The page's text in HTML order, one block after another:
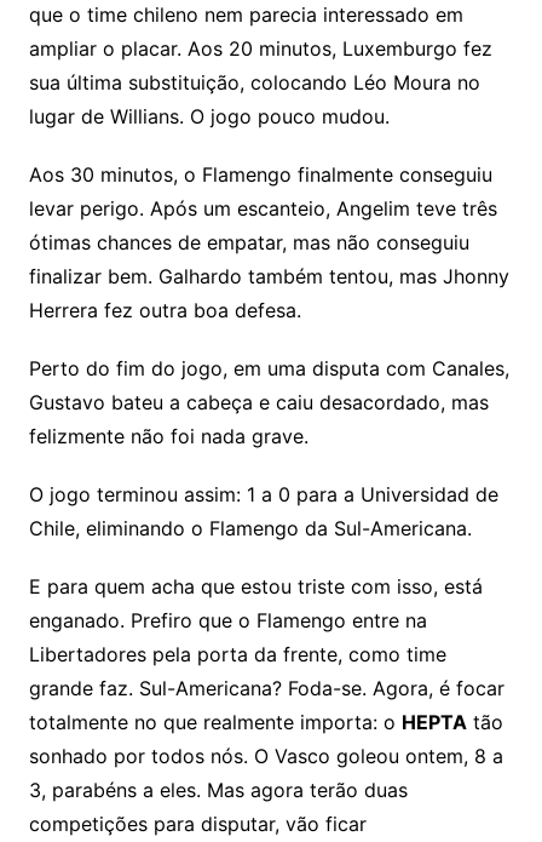
que o time chileno nem parecia interessado em
ampliar o placar. Aos 20 minutos, Luxemburgo fez
sua última substituição, colocando Léo Moura no
lugar de Willians. O jogo pouco mudou.
Aos 30 minutos, o Flamengo finalmente conseguiu
levar perigo. Após um escanteio, Angelim teve três
ótimas chances de empatar, mas não conseguiu
finalizar bem. Galhardo também tentou, mas Jhonny
Herrera fez outra boa defesa.
Perto do fim do jogo, em uma disputa com Canales,
Gustavo bateu a cabeça e caiu desacordado, mas
felizmente não foi nada grave.
O jogo terminou assim: 1 a 0 para a Universidad de
Chile, eliminando o Flamengo da Sul-Americana.
E para quem acha que estou triste com isso, está
enganado. Prefiro que o Flamengo entre na
Libertadores pela porta da frente, como time
grande faz. Sul-Americana? Foda-se. Agora, é focar
totalmente no que realmente importa: o HEPTA tão
sonhado por todos nós. O Vasco goleou ontem, 8 a
3, parabéns a eles. Mas agora terão duas
competições para disputar, vão ficar